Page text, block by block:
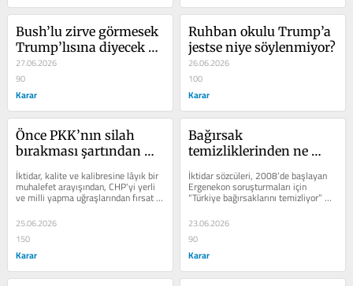
Bush’lu zirve görmesek
Trump’lısına diyecek
yok
27.06.2026
90
Karar
Ruhban okulu Trump’a
jestse niye söylenmiyor?
26.06.2026
100
Karar
Önce PKK’nın silah
bırakması şartından
İktidar, kalite ve kalibresine lâyık bir
muhalefet arayışından, CHP'yi yerli
ve milli yapma uğraşlarından fırsat
bulup nihâyet...
25.06.2026
150
Karar
Bağırsak
temizliklerinden ne
İktidar sözcüleri, 2008’de başlayan
Ergenekon soruşturmaları için
“Türkiye bağırsaklarını temizliyor”
diyordu. Devleti ordudaki...
23.06.2026
90
Karar